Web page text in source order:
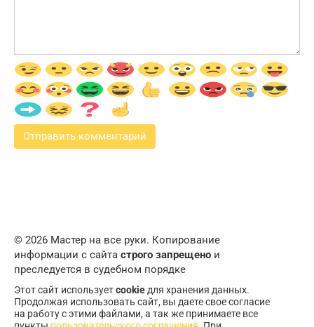
© 2026 Мастер на все руки. Копирование
информации с сайта строго запрещено и
преследуется в судебном порядке
Этот сайт используетcookieдля хранения данных.
Продолжая использовать сайт, вы даете свое согласие
на работу с этими файлами, а так же принимаете все